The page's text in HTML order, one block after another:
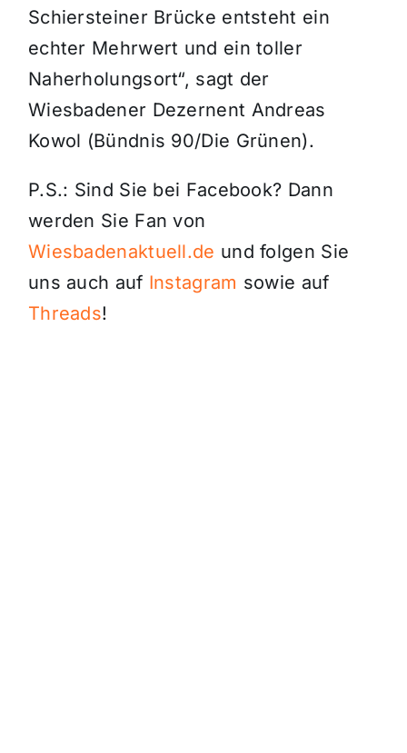
Schiersteiner Brücke entsteht ein
echter Mehrwert und ein toller
Naherholungsort“, sagt der
Wiesbadener Dezernent Andreas
Kowol (Bündnis 90/Die Grünen).
P.S.: Sind Sie bei Facebook? Dann
werden Sie Fan von
Wiesbadenaktuell.de und folgen Sie
uns auch auf Instagram sowie auf
Threads!